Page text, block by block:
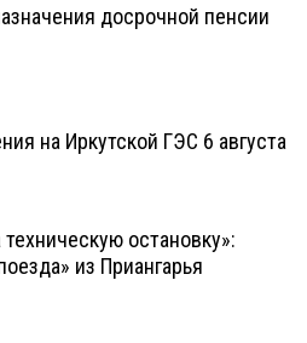
досрочной пенсии
на Иркутской ГЭС 6 августа
остановку»:
из Приангарья